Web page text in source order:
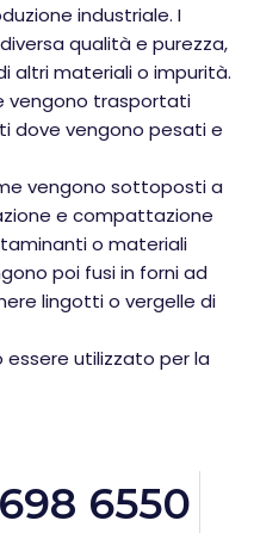
industriale. I
qualità e purezza,
altri materiali o impurità.
vengono trasportati
dove vengono pesati e
vengono sottoposti a
e compattazione
o materiali
poi fusi in forni ad
lingotti o vergelle di
essere utilizzato per la
6550